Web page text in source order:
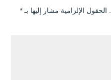
الحقول الإلزامية مشار إليها بـ *